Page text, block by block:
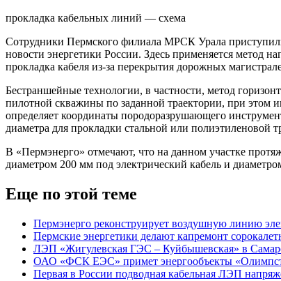
прокладка кабельных линий — схема
Сотрудники Пермского филиала МРСК Урала
новости энергетики России. Здесь применяется метод
прокладка кабеля из-за перекрытия дорожных
Бестраншейные технологии, в частности, метод
пилотной скважины по заданной траектории, при этом
определяет координаты породоразрушающего
диаметра для прокладки стальной или полиэтиленовой
В «Пермэнерго» отмечают, что на данном участке
диаметром 200 мм под электрический кабель и
Еще по этой теме
Пермэнерго реконструирует воздушную линию
Пермские энергетики делают капремонт
ЛЭП «Жигулевская ГЭС – Куйбышевская» в
ОАО «ФСК ЕЭС» примет энергообъекты
Первая в России подводная кабельная ЛЭП